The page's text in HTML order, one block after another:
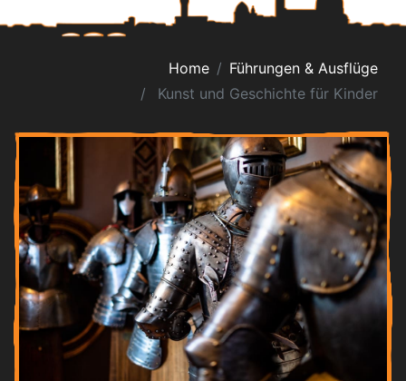
Home
Führungen & Ausflüge
Kunst und Geschichte für Kinder